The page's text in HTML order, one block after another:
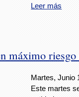
Leer más
máximo
Martes, Junio
Este martes